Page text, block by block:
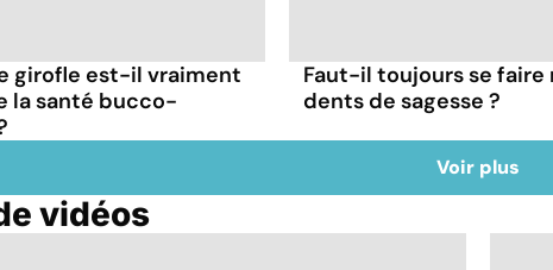
girofle est-il vraiment
la santé bucco-
Faut-il toujours se faire
dents de sagesse ?
Voir plus
vidéos